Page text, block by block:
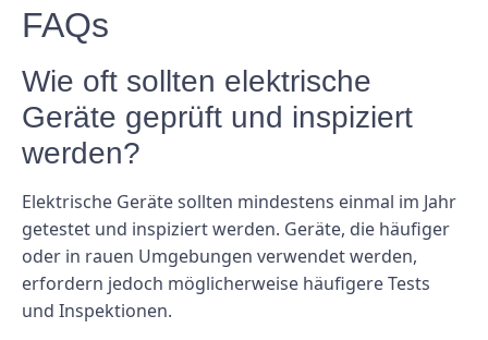
FAQs
Wie oft sollten elektrische
Geräte geprüft und inspiziert
werden?
Elektrische Geräte sollten mindestens einmal im Jahr
getestet und inspiziert werden. Geräte, die häufiger
oder in rauen Umgebungen verwendet werden,
erfordern jedoch möglicherweise häufigere Tests
und Inspektionen.